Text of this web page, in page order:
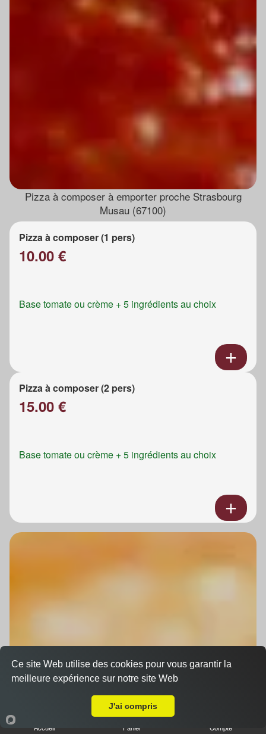
Pizza à composer à emporter proche Strasbourg
Musau (67100)
Pizza à composer (1 pers)
10.00 €
Base tomate ou crème + 5 ingrédients au choix
Pizza à composer (2 pers)
15.00 €
Base tomate ou crème + 5 ingrédients au choix
Accueil Panier Compte
Ce site Web utilise des cookies pour vous garantir la
meilleure expérience sur notre site Web
J'ai compris